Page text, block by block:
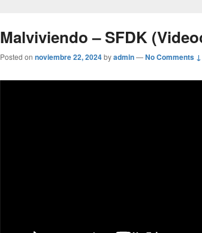
Malviviendo – SFDK
Posted on noviembre 22, 2024byadmin—No Comments ↓